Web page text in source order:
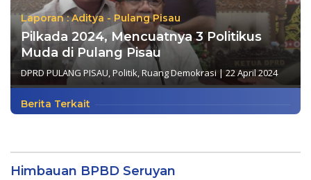
Laporan : Aditya - Pulang Pisau
Pilkada 2024, Mencuatnya 3 Politikus
Muda di Pulang Pisau
DPRD PULANG PISAU,Politik,Ruang Demokrasi | 22 April 2024
Berita Terkait
Himbauan BPBD Seruyan